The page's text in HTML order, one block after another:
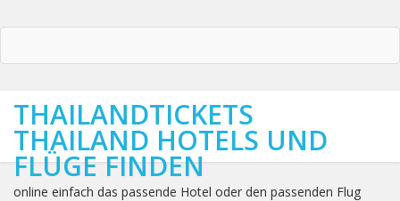
THAILANDTICKETS
THAILAND HOTELS UND
FLÜGE FINDEN
online einfach das passende Hotel oder den passenden Flug